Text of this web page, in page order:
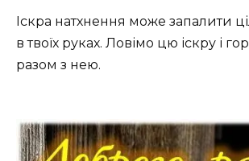
Іскра натхнення може запалити
в твоїх руках. Ловімо цю іскру і
разом з нею.